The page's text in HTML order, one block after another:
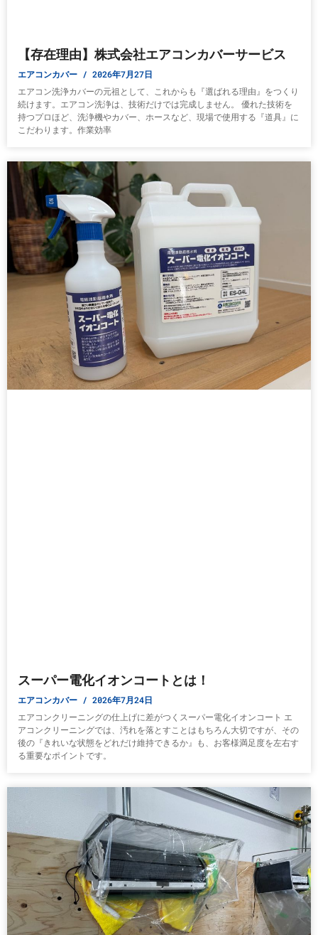
【存在理由】株式会社エアコンカバーサービス
エアコンカバー 2026年7月27日
エアコン洗浄カバーの元祖として、これからも『選ばれる理由』をつくり
続けます。エアコン洗浄は、技術だけでは完成しません。 優れた技術を
持つプロほど、洗浄機やカバー、ホースなど、現場で使用する『道具』に
こだわります。作業効率
スーパー電化イオンコートとは！
エアコンカバー 2026年7月24日
エアコンクリーニングの仕上げに差がつくスーパー電化イオンコート エ
アコンクリーニングでは、汚れを落とすことはもちろん大切ですが、その
後の『きれいな状態をどれだけ維持できるか』も、お客様満足度を左右す
る重要なポイントです。